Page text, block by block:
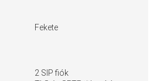
Fekete
2 SIP fiók